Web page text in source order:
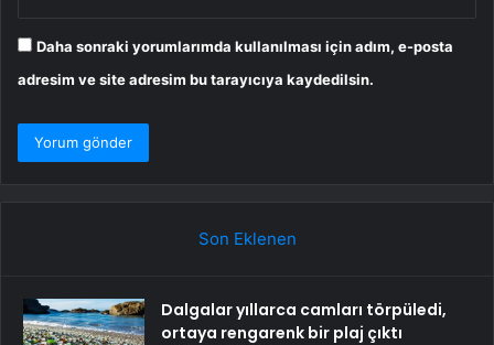
Daha sonraki yorumlarımda kullanılması için adım, e-posta
adresim ve site adresim bu tarayıcıya kaydedilsin.
Son Eklenen
Dalgalar yıllarca camları törpüledi,
ortaya rengarenk bir plaj çıktı